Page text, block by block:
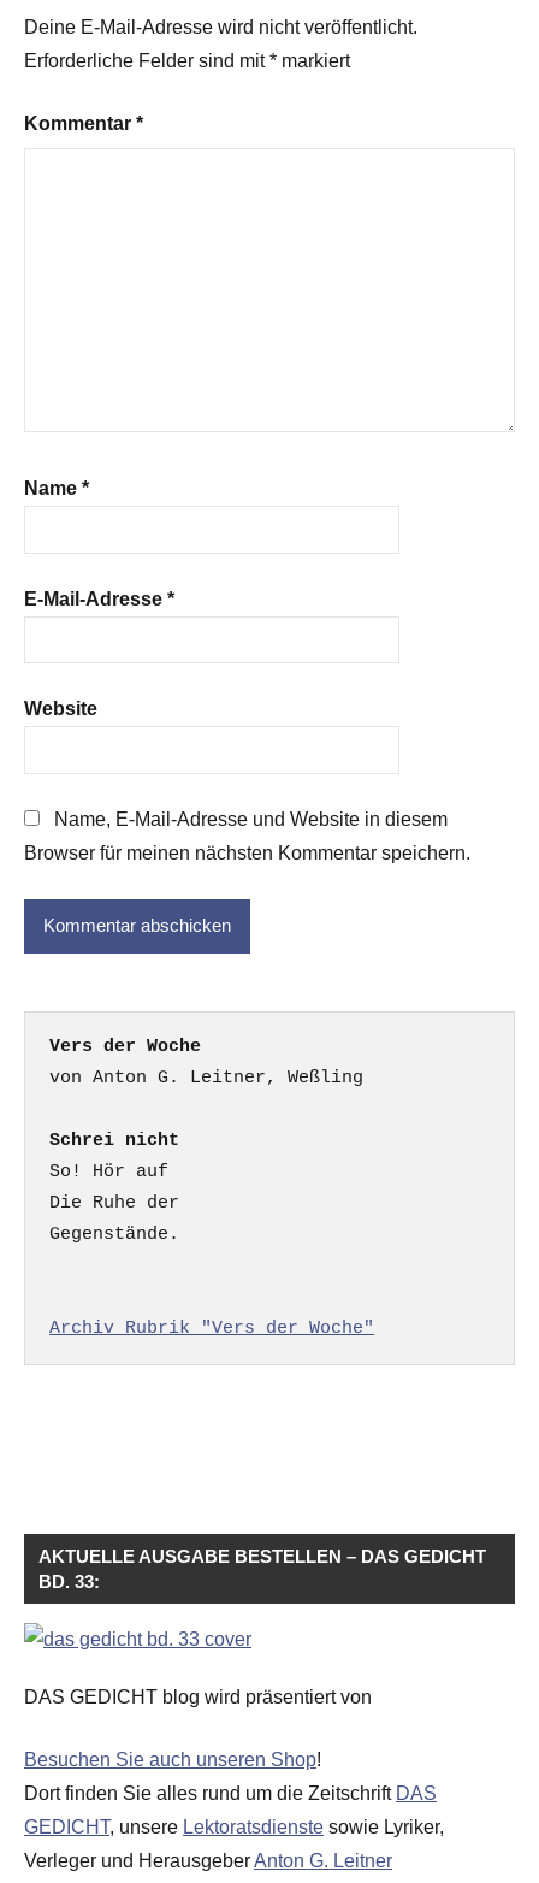
Deine E-Mail-Adresse wird nicht veröffentlicht.
Erforderliche Felder sind mit* markiert
Kommentar *
Name *
E-Mail-Adresse *
Website
Name, E-Mail-Adresse und Website in diesem
Browser für meinen nächsten Kommentar speichern.
Vers der Woche
Schrei nicht
So! Hör auf
Die Ruhe der
Gegenstände.
Archiv Rubrik "Vers der Woche"
AKTUELLE AUSGABE BESTELLEN – DAS GEDICHT
BD. 33:
DAS GEDICHT blog wird präsentiert von
Besuchen Sie auch unseren Shop!
Dort finden Sie alles rund um die Zeitschrift DAS
GEDICHT, unsere Lektoratsdienste sowie Lyriker,
Verleger und HerausgeberAnton G. Leitner